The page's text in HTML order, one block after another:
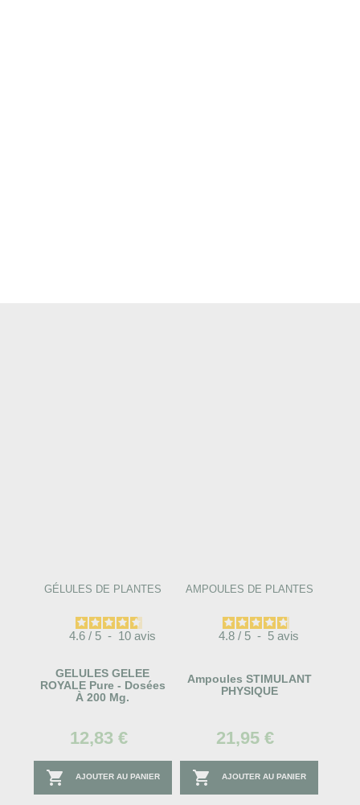
GÉLULES DE PLANTES
4.6 / 5 - 10 avis
GELULES GELEE
ROYALE Pure - Dosées
À 200 Mg.
12,83 €
 AJOUTER AU PANIER
AMPOULES DE PLANTES
4.8 / 5 - 5 avis
Ampoules STIMULANT
PHYSIQUE
21,95 €
 AJOUTER AU PANIER